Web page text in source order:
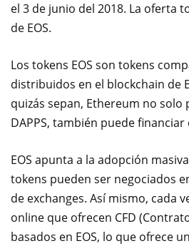
el 3 de junio del 2018. La oferta
de EOS.
Los tokens EOS son tokens
distribuidos en el blockchain de
quizás sepan, Ethereum no solo
DAPPS, también puede
EOS apunta a la adopción
tokens pueden ser negociados
de exchanges. Así mismo, cada
online que ofrecen CFD
basados en EOS, lo que ofrece